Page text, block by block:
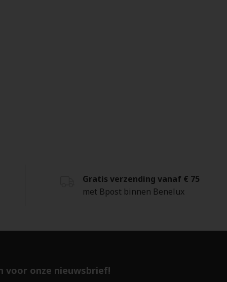
Gratis verzending vanaf € 75
met Bpost binnen Benelux
voor onze nieuwsbrief!